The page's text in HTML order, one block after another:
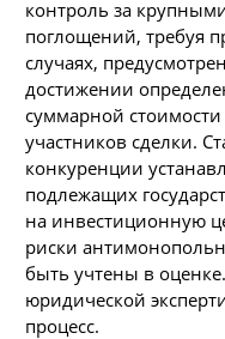
контроль за
поглощений, требуя
случаях,
достижении
суммарной
участников сделки.
конкуренции
подлежащих
на инвестиционную
риски
быть учтены в
юридической
процесс.